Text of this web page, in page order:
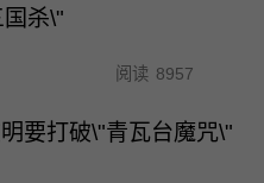
杀\"
阅读 8957
要打破\"青瓦台魔咒\"